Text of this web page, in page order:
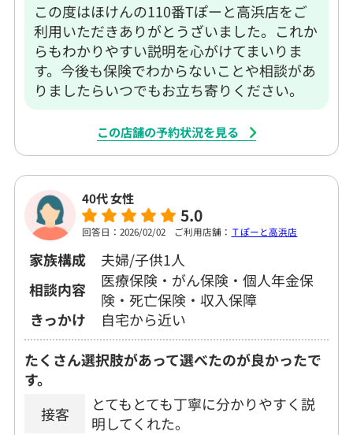
この度はほけんの110番Tぽーと高浜店をご
利用いただきありがとうざいました。これか
らもわかりやすい説明を心がけてまいりま
す。今後も保険でわからないことや相談があ
りましたらいつでもお立ち寄りください。
この店舗の予約状況を見る
40代 女性
5.0
回答日：2026/02/02 ご利用店舗： Ｔぽーと高浜店
家族構成
夫婦/子供1人
相談内容
医療保険・がん保険・個人年金保
険・死亡保険・収入保障
きっかけ
自宅から近い
たくさん選択肢があって選べたのが良かったで
す。
接客
とてもとても丁寧に分かりやすく説
明してくれた。